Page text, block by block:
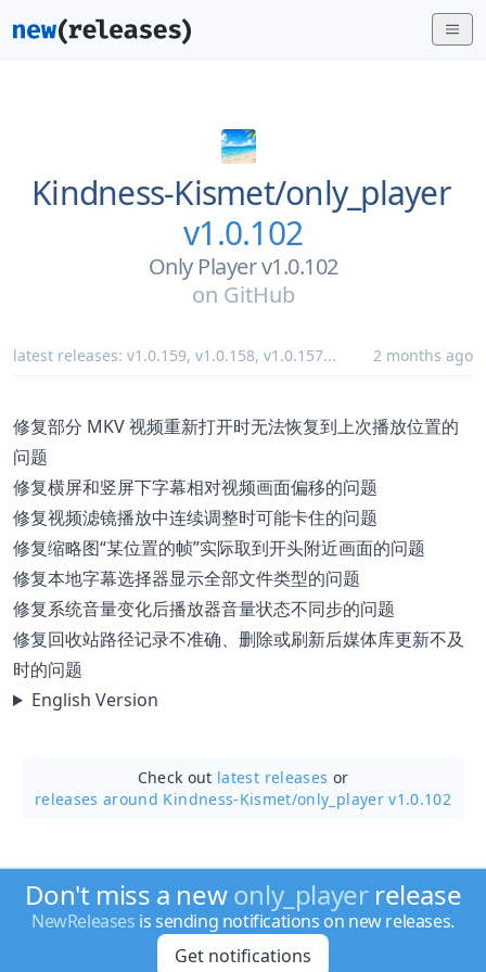
Kindness-Kismet/only_player
v1.0.102
Only Player v1.0.102
on GitHub
latest releases: v1.0.159, v1.0.158, v1.0.157... 2 months ago
修复部分 MKV 视频重新打开时无法恢复到上次播放位置的
问题
修复横屏和竖屏下字幕相对视频画面偏移的问题
修复视频滤镜播放中连续调整时可能卡住的问题
修复缩略图“某位置的帧”实际取到开头附近画面的问题
修复本地字幕选择器显示全部文件类型的问题
修复系统音量变化后播放器音量状态不同步的问题
修复回收站路径记录不准确、删除或刷新后媒体库更新不及
时的问题
English Version
Check out latest releases or
releases around Kindness-Kismet/only_player v1.0.102
Don't miss a newonly_playerrelease
NewReleases is sending notifications on new releases.
Get notifications